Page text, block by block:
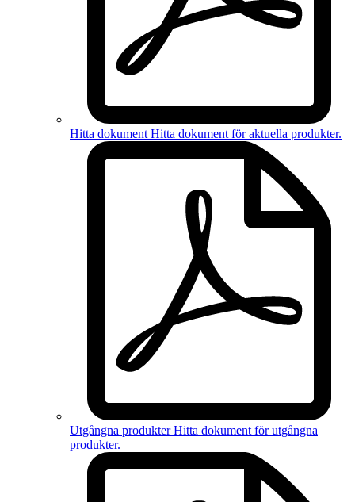
Hitta dokument Hitta dokument föraktuella produkter.
Utgångna produkter Hitta dokument förutgångna
produkter.